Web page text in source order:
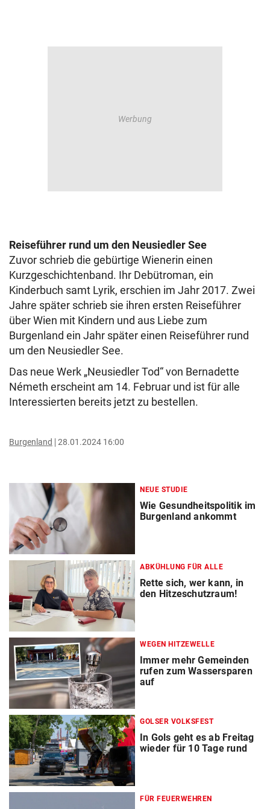
Reiseführer rund um den Neusiedler See
Zuvor schrieb die gebürtige Wienerin einen
Kurzgeschichtenband. Ihr Debütroman, ein
Kinderbuch samt Lyrik, erschien im Jahr 2017. Zwei
Jahre später schrieb sie ihren ersten Reiseführer
über Wien mit Kindern und aus Liebe zum
Burgenland ein Jahr später einen Reiseführer rund
um den Neusiedler See.
Das neue Werk „Neusiedler Tod“ von Bernadette
Németh erscheint am 14. Februar und ist für alle
Interessierten bereits jetzt zu bestellen.
Burgenland 28.01.2024 16:00
NEUE STUDIE
Wie Gesundheitspolitik im
Burgenland ankommt
ABKÜHLUNG FÜR ALLE
Rette sich, wer kann, in
den Hitzeschutzraum!
WEGEN HITZEWELLE
Immer mehr Gemeinden
rufen zum Wassersparen
auf
GOLSER VOLKSFEST
In Gols geht es ab Freitag
wieder für 10 Tage rund
FÜR FEUERWEHREN